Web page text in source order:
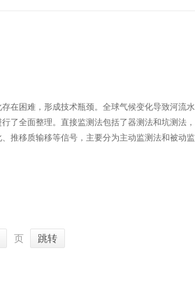
在困难，形成技术瓶颈。全球气候变化导致河流
了全面整理。直接监测法包括了器测法和坑测法
移质输移等信号，主要分为主动监测法和被动
常复杂，对信号的有效解译及量化标定关系成为
页 跳转